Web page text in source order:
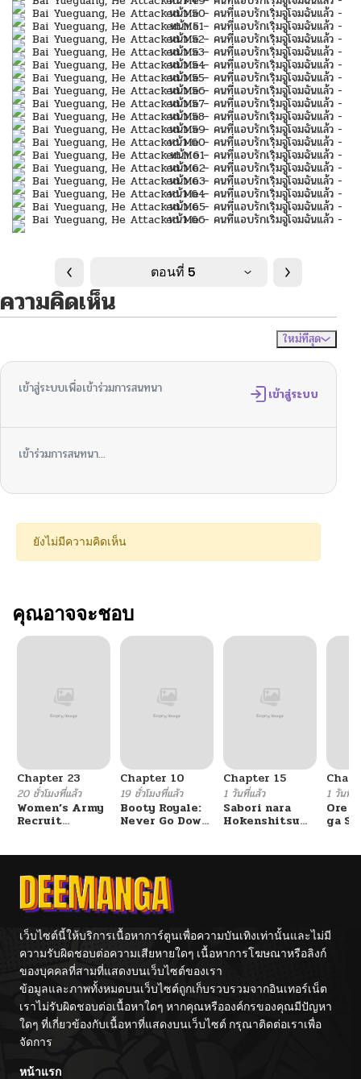
ตอนที่ 5
ความคิดเห็น
ใหม่ที่สุด
เข้าสู่ระบบเพื่อเข้าร่วมการสนทนา เข้าสู่ระบบ
เข้าร่วมการสนทนา...
ยังไม่มีความคิดเห็น
คุณอาจจะชอบ
Chapter 23
20 ชั่วโมงที่แล้ว
Women’s Army
Recruit
Chapter 10
19 ชั่วโมงที่แล้ว
Booty Royale:
Never Go Down
Chapter 15
1 วันที่แล้ว
Sabori nara
Hokenshitsu
1 วันที่แ
Ore
ga
Tag
เว็บไซต์นี้ให้บริการเนื้อหาการ์ตูนเพื่อความบันเทิงเท่านั้นและไม่มี
ความรับผิดชอบต่อความเสียหายใดๆ เนื้อหาการโฆษณาหรือลิงก์
ของบุคคลที่สามที่แสดงบนเว็บไซต์ของเรา
ข้อมูลและภาพทั้งหมดบนเว็บไซต์ถูกเก็บรวบรวมจากอินเทอร์เน็ต
เราไม่รับผิดชอบต่อเนื้อหาใดๆ หากคุณหรือองค์กรของคุณมีปัญหา
ใดๆ ที่เกี่ยวข้องกับเนื้อหาที่แสดงบนเว็บไซต์ กรุณาติดต่อเราเพื่อ
จัดการ
หน้าแรก